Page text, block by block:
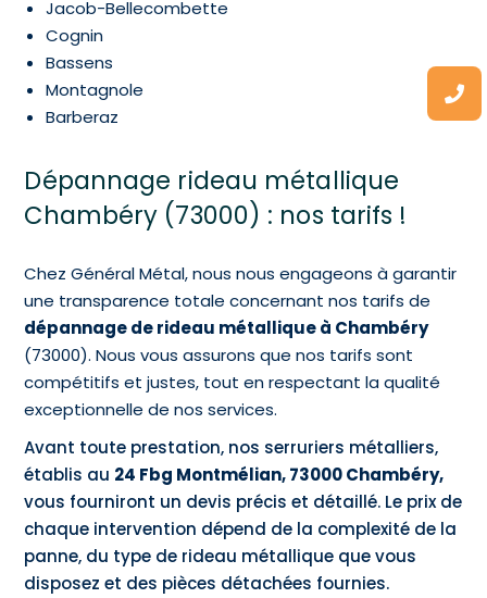
Jacob-Bellecombette
Cognin
Bassens
Montagnole
Barberaz
Dépannage rideau métallique
Chambéry (73000) : nos tarifs !
Chez Général Métal, nous nous engageons à garantir
une transparence totale concernant nos tarifs de
dépannage de rideau métallique à Chambéry
(73000). Nous vous assurons que nos tarifs sont
compétitifs et justes, tout en respectant la qualité
exceptionnelle de nos services.
Avant toute prestation, nos serruriers métalliers,
établis au 24 Fbg Montmélian, 73000 Chambéry,
vous fourniront un devis précis et détaillé. Le prix de
chaque intervention dépend de la complexité de la
panne, du type de rideau métallique que vous
disposez et des pièces détachées fournies.